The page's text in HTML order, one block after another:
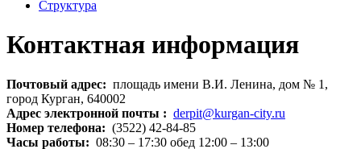
Структура
Контактная информация
Почтовый адрес: площадь имени В.И. Ленина, дом № 1,
город Курган, 640002
Адрес электронной почты : derpit@kurgan-city.ru
Номер телефона: (3522) 42-84-85
Часы работы: 08:30 – 17:30 обед 12:00 – 13:00